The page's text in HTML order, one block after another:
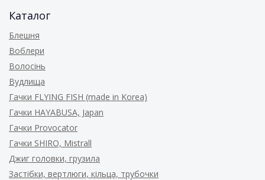
Каталог
Блешня
Воблери
Волосінь
Вудлища
Гачки FLYING FISH (made in Korea)
Гачки HAYABUSA, Japan
Гачки Provocator
Гачки SHIRO, Mistrall
Джиг головки, грузила
Застібки, вертлюги, кільца, трубочки